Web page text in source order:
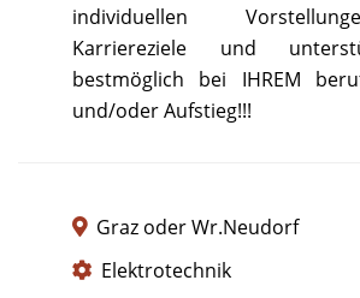
individuellen
Karriereziele und
bestmöglich bei IHREM
und/oder Aufstieg!!!
Graz oder Wr.Neudorf
Elektrotechnik